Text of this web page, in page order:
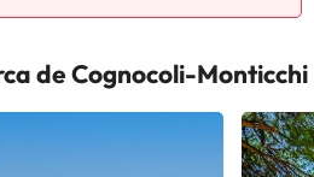
de Cognocoli-Monticchi